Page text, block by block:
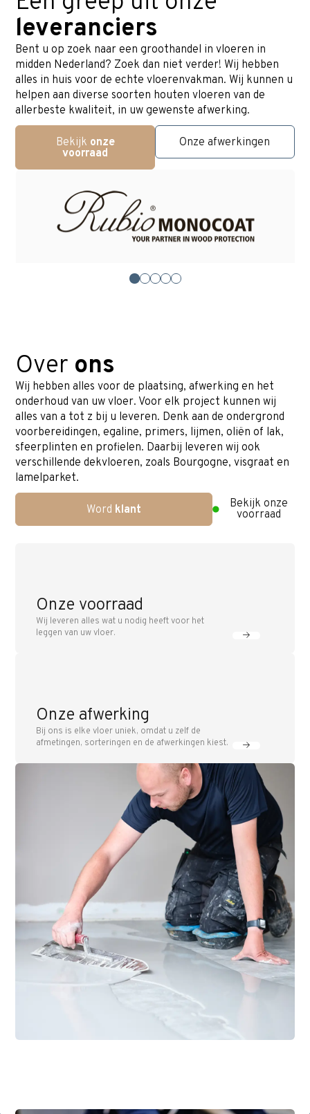
leveranciers
Bent u op zoek naar een groothandel in vloeren in
midden Nederland? Zoek dan niet verder! Wij hebben
alles in huis voor de echte vloerenvakman. Wij kunnen u
helpen aan diverse soorten houten vloeren van de
allerbeste kwaliteit, in uw gewenste afwerking.
Bekijk onze
voorraad
Onze afwerkingen
Over ons
Wij hebben alles voor de plaatsing, afwerking en het
onderhoud van uw vloer. Voor elk project kunnen wij
alles van a tot z bij u leveren. Denk aan de ondergrond
voorbereidingen, egaline, primers, lijmen, oliën of lak,
sfeerplinten en profielen. Daarbij leveren wij ook
verschillende dekvloeren, zoals Bourgogne, visgraat en
lamelparket.
Word klant
Bekijk onze
voorraad
Onze voorraad
Wij leveren alles wat u nodig heeft voor het
leggen van uw vloer.
Onze afwerking
Bij ons is elke vloer uniek, omdat u zelf de
afmetingen, sorteringen en de afwerkingen kiest.